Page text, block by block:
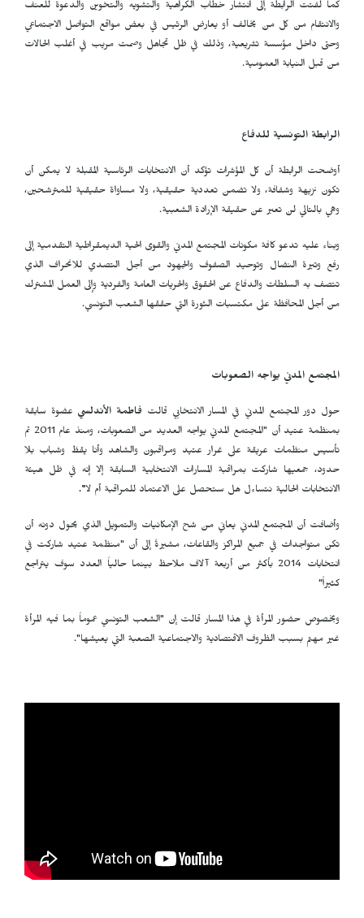
كما لفتت الرابطة إلى انتشار خطاب الكراهية والتشويه والتخوين والدعوة للعنف
والانتقام من كل من يخالف أو يعارض الرئيس في بعض مواقع التواصل الاجتماعي
وحتى داخل مؤسسة تشريعية، وذلك في ظل تجاهل وصمت مريب في أغلب الحالات
من قبل النيابة العمومية.
الرابطة التونسية للدفاع
أوضحت الرابطة أن كل المؤشرات تؤكد أن الانتخابات الرئاسية المقبلة لا يمكن أن
تكون نزيهة وشفافة، ولا تضمن تعددية حقيقية، ولا مساواة حقيقية للمترشحين،
وهي بالتالي لن تعبر عن حقيقة الإرادة الشعبية.
وبناء عليه تدعو كافة مكونات المجتمع المدني والقوى الحية الديمقراطية التقدمية إلى
رفع وتيرة النضال وتوحيد الصفوف والجهود من أجل التصدي للانحراف الذي
تتصف به السلطات والدفاع عن الحقوق والحريات العامة والفردية وإلى العمل المشترك
من أجل المحافظة على مكتسبات الثورة التي حققها الشعب التونسي.
المجتمع المدني يواجه الصعوبات
حول دور المجتمع المدني في المسار الانتخابي قالت فاطمة الأندلسي عضوة سابقة
بمنظمة عتيد أن "المجتمع المدني يواجه العديد من الصعوبات، ومنذ عام 2011 تم
تأسيس منظمات عريقة على غرار عتيد ومراقبون والشاهد وأنا يقظ وشباب بلا
حدود، جمعيها شاركت بمراقبة المسارات الانتخابية السابقة إلا إنه في ظل هيئة
الانتخابات الحالية نتساءل هل ستحصل على الاعتماد للمراقبة أم لا".
وأضافت أن المجتمع المدني يعاني من شح الإمكانيات والتمويل الذي يحول دونه أن
تكن متواجدات في جميع المراكز والقاعات، مشيرةً إلى أن "منظمة عتيد شاركت في
انتخابات 2014 بأكثر من أربعة آلاف ملاحظ بينما حالياً العدد سوف يتراجع
كثيراً"
وبخصوص حضور المرأة في هذا المسار قالت إن "الشعب التونسي عموماً بما فيه المرأة
غير مهتم بسبب الظروف الاقتصادية والاجتماعية الصعبة التي يعيشها".